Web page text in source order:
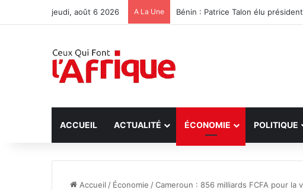
jeudi, août 6 2026 A La Une Côte d’Ivoire : Hervé Renard
ACCUEIL ACTUALITÉ ÉCONOMIE POLITIQUE
Accueil / Économie /Cameroun : 856 milliards FCFA pour